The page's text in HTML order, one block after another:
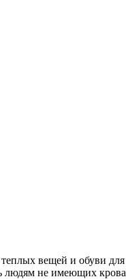
вещей и обуви
людям не имеющих